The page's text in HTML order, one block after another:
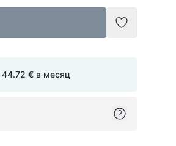
Добавить
44.72 € в месяц